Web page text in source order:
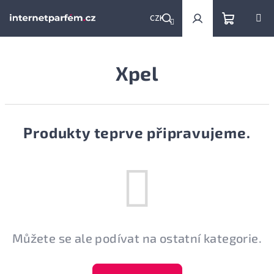
CZK
Hledat PřihlášeníNákupní
Xpel
Produkty teprve připravujeme.
Můžete se ale podívat na ostatní kategorie.